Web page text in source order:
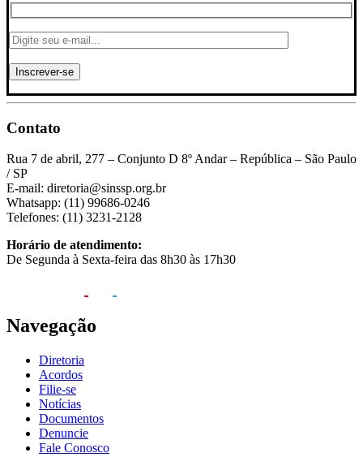
Contato
Rua 7 de abril, 277 – Conjunto D 8º Andar – República – São Paulo
/ SP
E-mail: diretoria@sinssp.org.br
Whatsapp: (11) 99686-0246
Telefones: (11) 3231-2128
Horário de atendimento:
De Segunda à Sexta-feira das 8h30 às 17h30
Navegação
Diretoria
Acordos
Filie-se
Notícias
Documentos
Denuncie
Fale Conosco